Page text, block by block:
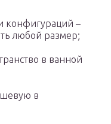
конфигураций –
любой размер;
в ванной
в